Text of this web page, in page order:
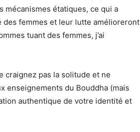
mécanismes étatiques, ce qui a
des femmes et leur lutte amélioreront
tuant des femmes, j’ai
craignez pas la solitude et ne
enseignements du Bouddha (mais
authentique de votre identité et